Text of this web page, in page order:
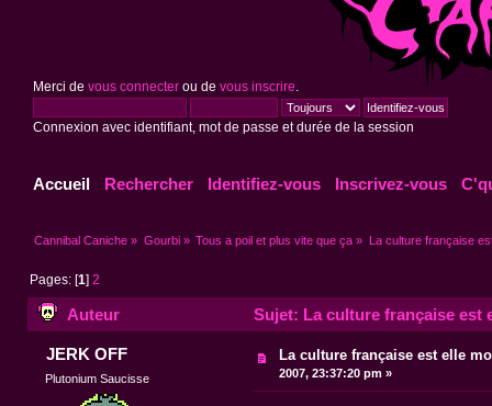
Merci de vous connecterou de vous inscrire
Connexion avec identifiant, mot de passe et durée de la session
Accueil Rechercher Identifiez-vous Inscrivez-vous
Cannibal Caniche » Gourbi» Tous a poil et plus vite que ça » La culture française
Pages: [1]2
Auteur Sujet: La culture française est
JERK OFF
Plutonium Saucisse
La culture française est elle
2007, 23:37:20 pm »